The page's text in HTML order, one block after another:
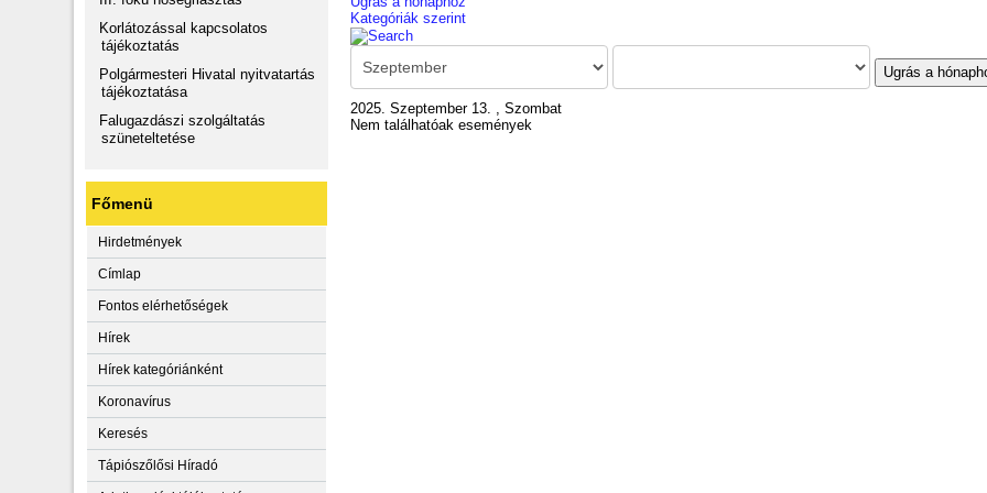
Korlátozással kapcsolatos
tájékoztatás
Polgármesteri Hivatal nyitvatartás
tájékoztatása
Falugazdászi szolgáltatás
szüneteltetése
Főmenü
Hirdetmények
Címlap
Fontos elérhetőségek
Hírek
Hírek kategóriánként
Koronavírus
Keresés
Tápiószőlősi Híradó
Kategóriák szerint
Ugrás a
2025. Szeptember 13. , Szombat
Nem találhatóak események